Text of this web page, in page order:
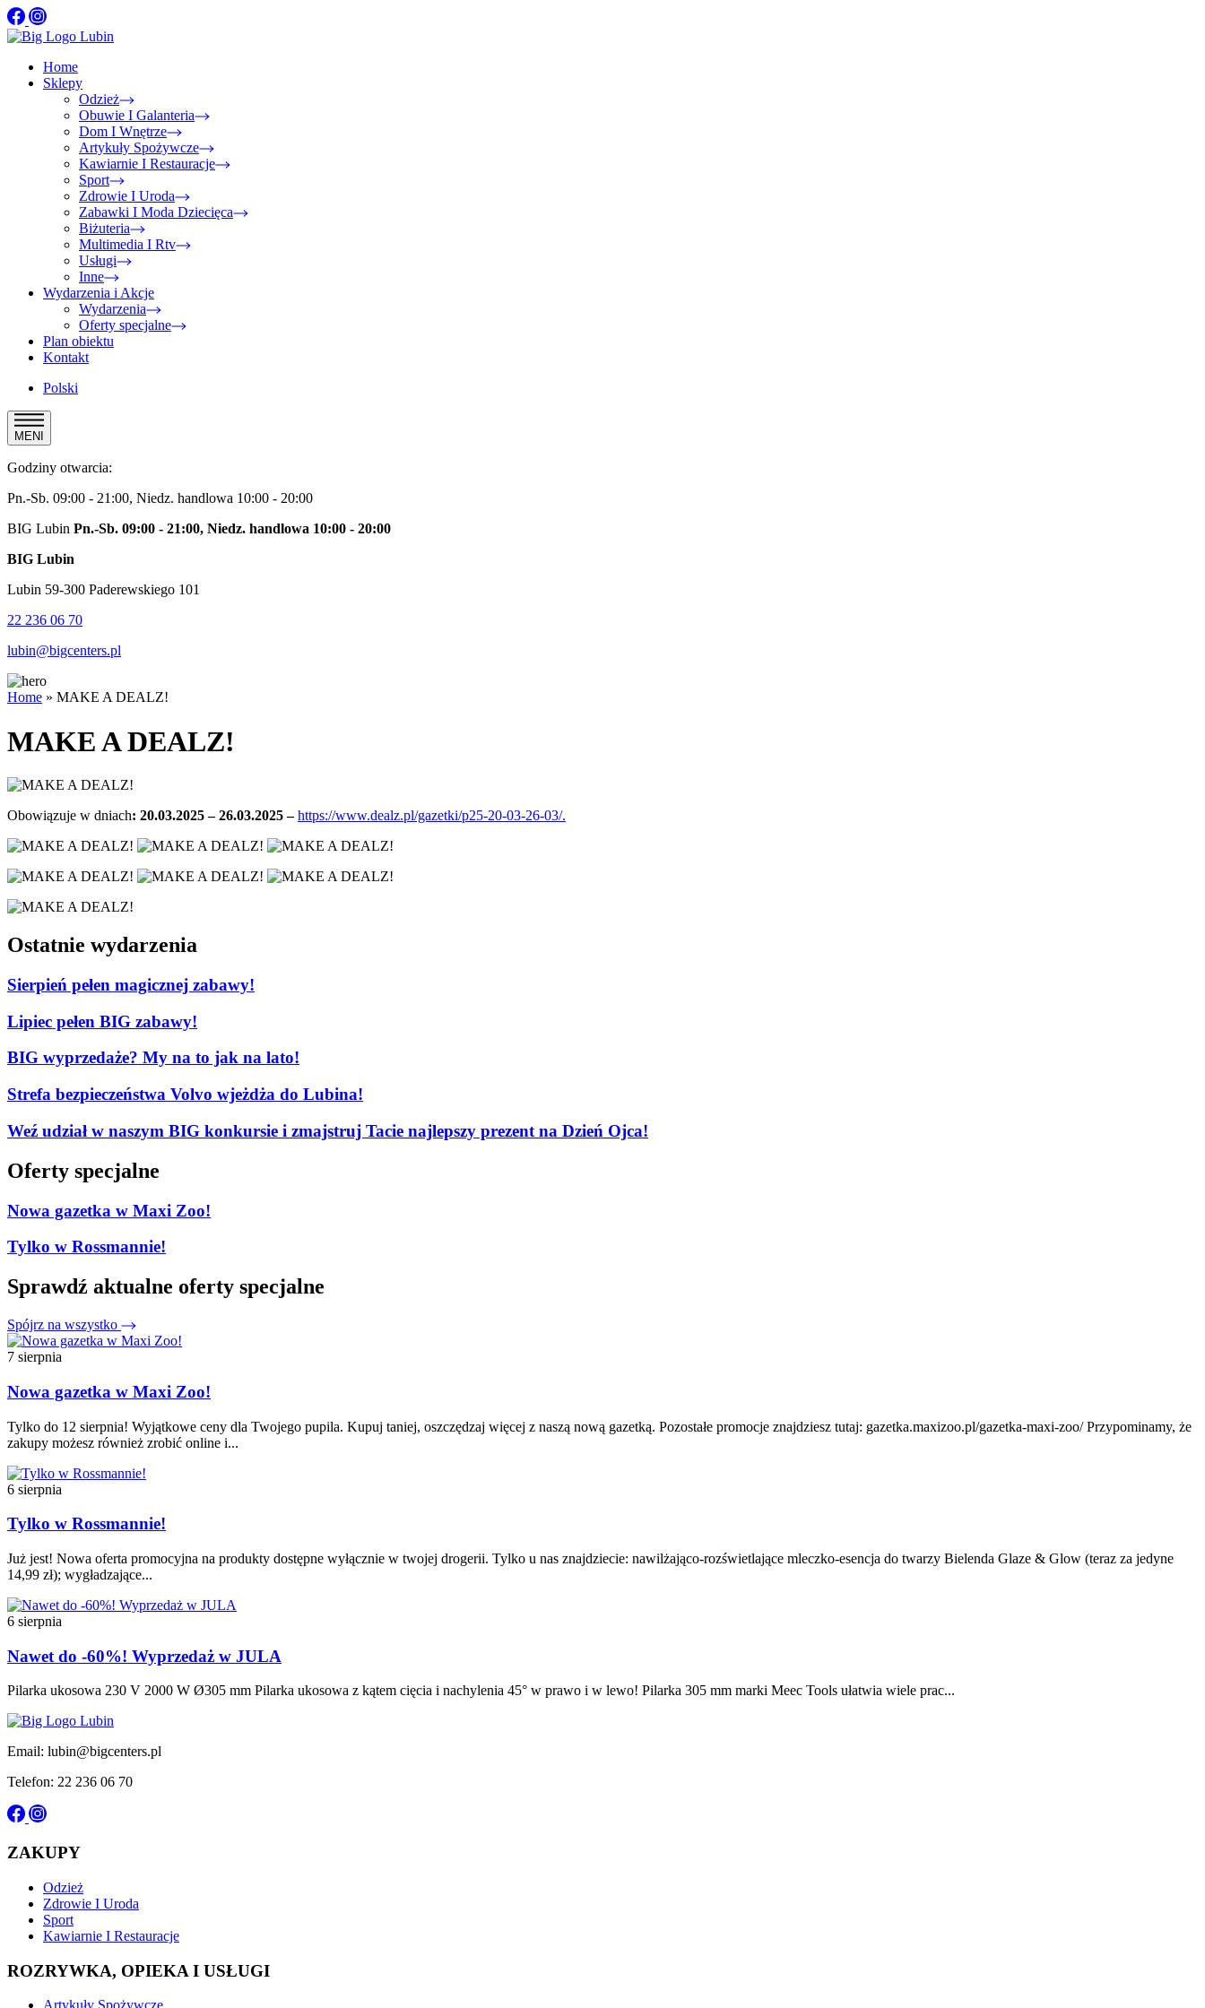
Home
Sklepy
Odzież
Obuwie I Galanteria
Dom I Wnętrze
Artykuły Spożywcze
Kawiarnie I Restauracje
Sport
Zdrowie I Uroda
Zabawki I Moda Dziecięca
Biżuteria
Multimedia I Rtv
Usługi
Inne
Wydarzenia i Akcje
Wydarzenia
Oferty specjalne
Plan obiektu
Kontakt
Polski
MENI
Godziny otwarcia:
Pn.-Sb. 09:00 - 21:00, Niedz. handlowa 10:00 - 20:00
BIG Lubin Pn.-Sb. 09:00 - 21:00, Niedz. handlowa 10:00 - 20:00
BIG Lubin
Lubin 59-300 Paderewskiego 101
22 236 06 70
lubin@bigcenters.pl
Home » MAKE A DEALZ!
MAKE A DEALZ!
Obowiązuje w dniach: 20.03.2025 – 26.03.2025 –https://www.dealz.pl/gazetki/p25-20-03-26-03/.
Ostatnie wydarzenia
Sierpień pełen magicznej zabawy!
Lipiec pełen BIG zabawy!
BIG wyprzedaże? My na to jak na lato!
Strefa bezpieczeństwa Volvo wjeżdża do Lubina!
Weź udział w naszym BIG konkursie i zmajstruj Tacie najlepszy prezent na Dzień Ojca!
Oferty specjalne
Nowa gazetka w Maxi Zoo!
Tylko w Rossmannie!
Sprawdź aktualne oferty specjalne
Spójrz na wszystko
7 sierpnia
Nowa gazetka w Maxi Zoo!
Tylko do 12 sierpnia! Wyjątkowe ceny dla Twojego pupila. Kupuj taniej, oszczędzaj więcej z naszą nową gazetką. Pozostałe promocje znajdziesz tutaj: gazetka.maxizoo.pl/gazetka-maxi-zoo/ Przypominamy, że
zakupy możesz również zrobić online i...
6 sierpnia
Tylko w Rossmannie!
Już jest! Nowa oferta promocyjna na produkty dostępne wyłącznie w twojej drogerii. Tylko u nas znajdziecie: nawilżająco-rozświetlające mleczko-esencja do twarzy Bielenda Glaze & Glow (teraz za jedyne
14,99 zł); wygładzające...
6 sierpnia
Nawet do -60%! Wyprzedaż w JULA
Pilarka ukosowa 230 V 2000 W Ø305 mm Pilarka ukosowa z kątem cięcia i nachylenia 45° w prawo i w lewo! Pilarka 305 mm marki Meec Tools ułatwia wiele prac...
Email: lubin@bigcenters.pl
Telefon: 22 236 06 70
ZAKUPY
Odzież
Zdrowie I Uroda
Sport
Kawiarnie I Restauracje
ROZRYWKA, OPIEKA I USŁUGI